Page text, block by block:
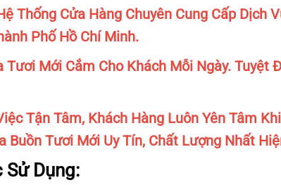
Thống Cửa Hàng Chuyên Cung Cấp Dịch
Phố Hồ Chí Minh.
Tươi Mới Cắm Cho Khách Mỗi Ngày. Tuyệt
Tận Tâm, Khách Hàng Luôn Yên Tâm
Buồn Tươi Mới Uy Tín, Chất Lượng Nhất
Dụng: